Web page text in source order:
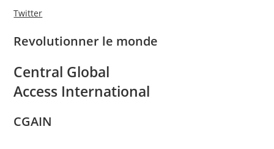
Twitter
Revolutionner le monde
Central Global
Access International
CGAIN